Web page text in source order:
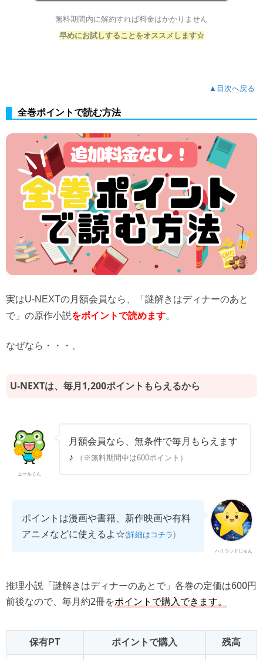
無料期間内に解約すれば料金はかかりません
早めにお試しすることをオススメします☆
▲目次へ戻る
全巻ポイントで読む方法
実はU-NEXTの月額会員なら、「謎解きはディナーのあと
で」の原作小説をポイントで読めます。
なぜなら・・・、
U-NEXTは、毎月1,200ポイントもらえるから
エールくん
月額会員なら、無条件で毎月もらえます
♪
（※無料期間中は600ポイント）
ハリウッドじゅん
ポイントは漫画や書籍、新作映画や有料
アニメなどに使えるよ☆(詳細はコチラ)
推理小説「謎解きはディナーのあとで」各巻の定価は600円
前後なので、毎月約2冊をポイントで購入できます。
保有PT ポイントで購入 残高